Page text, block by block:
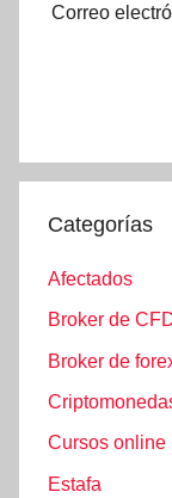
Correo
Categorías
Afectados
Broker de
Broker de
Cursos online
Estafa